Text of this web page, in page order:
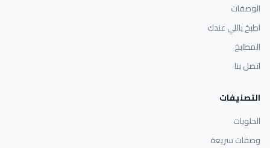
الوصفات
اطبخ باللي عندك
المطابخ
اتصل بنا
التصنيفات
الحلويات
وصفات سريعة